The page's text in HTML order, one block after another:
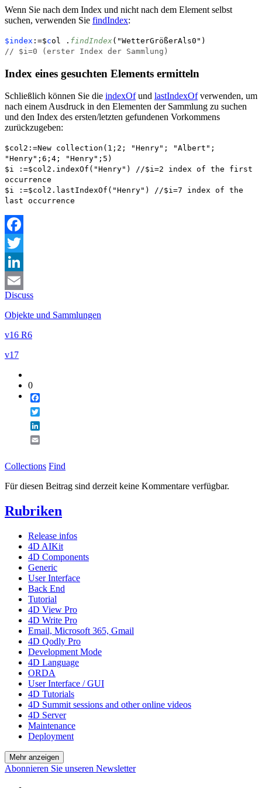
Wenn Sie nach dem Index und nicht nach dem Element selbst
suchen, verwenden Sie findIndex:
$index :=$col . findIndex("WetterGrößerAls0")
// $i=0 (erster Index der Sammlung)
Index eines gesuchten Elements ermitteln
Schließlich können Sie die indexOfund lastIndexOfverwenden, um
nach einem Ausdruck in den Elementen der Sammlung zu suchen
und den Index des ersten/letzten gefundenen Vorkommens
zurückzugeben:
$col2 :=New collection (1;2; "Henry"; "Albert";
"Henry";6;4; "Henry";5)
$i :=$col2 . indexOf ("Henry") //$i=2 index of the first
occurrence
$i :=$col2 . lastIndexOf ("Henry")
//$i=7 index of the
last occurrence
Facebook
Twitter
LinkedIn
Email
Discuss
Objekte und Sammlungen
v16 R6
v17
0
Collections Find
Für diesen Beitrag sind derzeit keine Kommentare verfügbar.
Rubriken
Release infos
4D AIKit
4D Components
Generic
User Interface
Back End
Tutorial
4D View Pro
4D Write Pro
Email, Microsoft 365, Gmail
4D Qodly Pro
Development Mode
4D Language
ORDA
User Interface / GUI
4D Tutorials
4D Summit sessions and other online videos
4D Server
Maintenance
Deployment
Mehr anzeigen
Abonnieren Sie unseren Newsletter